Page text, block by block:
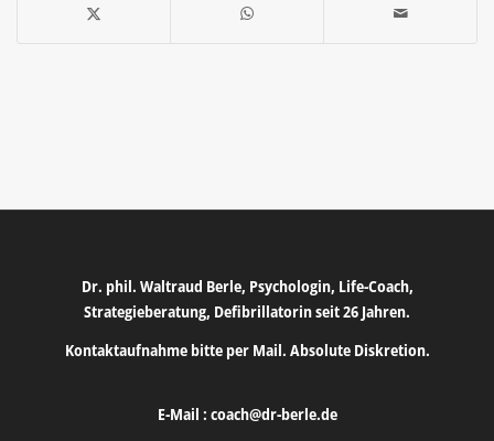
Dr. phil. Waltraud Berle, Psychologin, Life-Coach,
Strategieberatung, Defibrillatorin seit 26 Jahren.
Kontaktaufnahme bitte per Mail. Absolute Diskretion.
E-Mail : coach@dr-berle.de